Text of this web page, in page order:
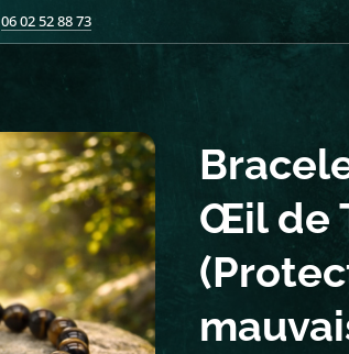
06 02 52 88 73
Œil de